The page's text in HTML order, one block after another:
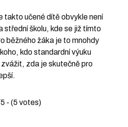
takto učené dítě obvykle není
střední školu, kde se již tímto
běžného žáka je to mnohdy
kdo standardní výuku
zda je skutečně pro
- (5 votes)